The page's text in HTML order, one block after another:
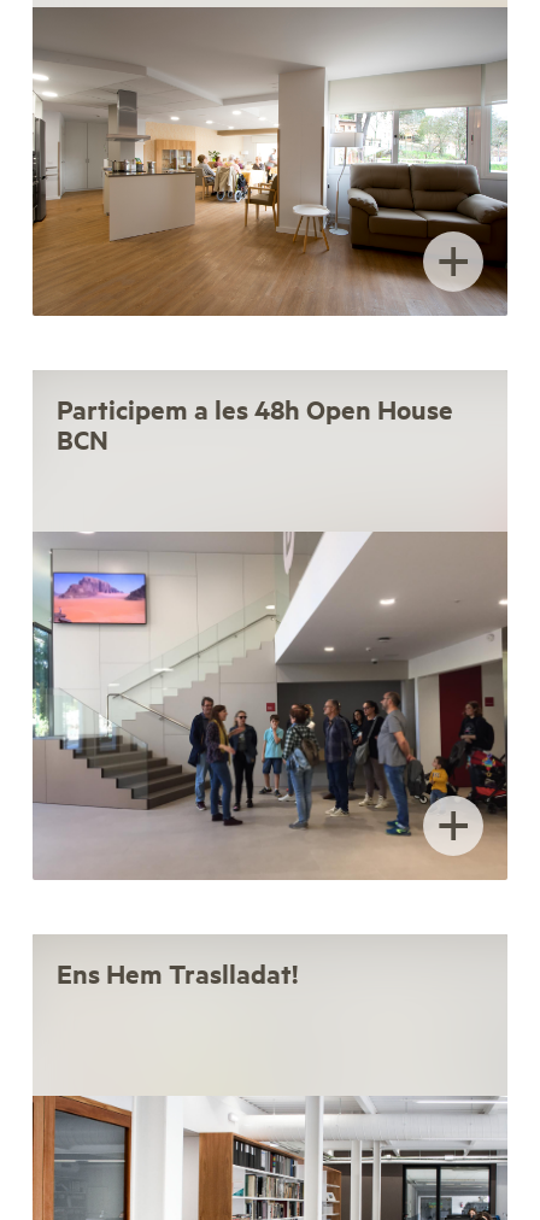
+
Participem a les 48h Open House
BCN
+
Ens Hem Traslladat!